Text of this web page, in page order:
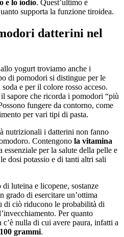
e lo iodio. Quest’ultimo è
supporta la funzione tiroidea.
datterini nel
yogurt troviamo anche i
di pomodori si distingue per le
e per il colore rosso acceso.
sapore che ricorda i pomodori “più
fungere da contorno, come
per vari tipi di pasta.
nutrizionali i datterini non fanno
Contengono la vitamina
essenziale per la salute della pelle e
dosi potassio e di tanti altri sali
luteina e licopene, sostanze
grado di esercitare un’ottima
di ciò riducono le probabilità di
Per quanto
nulla di cui avere paura, infatti a
grammi.